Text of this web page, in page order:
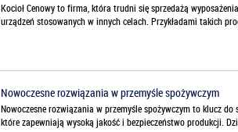
Kocioł Cenowy to firma, która trudni się sprzedażą
urządzeń stosowanych w innych celach. Przykładami takich
Nowoczesne rozwiązania w przemyśle spożywczym
Nowoczesne rozwiązania w przemyśle spożywczym to klucz
które zapewniają wysoką jakość i bezpieczeństwo produkcji.